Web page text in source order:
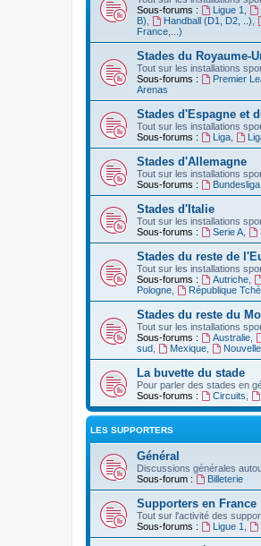
Sous-forums :
Ligue 1
B)
Handball (D1, D2, ..)
France,...)
Stades du Royaume-
Tout sur les installations
Sous-forums :
Premier
Arenas
Stades d'Espagne et
Tout sur les installations
Sous-forums :
Liga,
Stades d'Allemagne
Tout sur les installations
Sous-forums :
Bundesliga,
Stades d'Italie
Tout sur les installations
Sous-forums :
Serie A,
Stades du reste de
Tout sur les installations
Sous-forums :
Autriche,
Pologne
République
Stades du reste du
Tout sur les installations
Sous-forums :
Australie,
sud
Mexique,
La buvette du stade
Pour parler des stades en
Sous-forums :
Circuits
LES SUPPORTERS
Général
Discussions générales
Sous-forum :
Billeterie
Supporters en France
Tout sur l'activité des
Sous-forums :
Ligue 1